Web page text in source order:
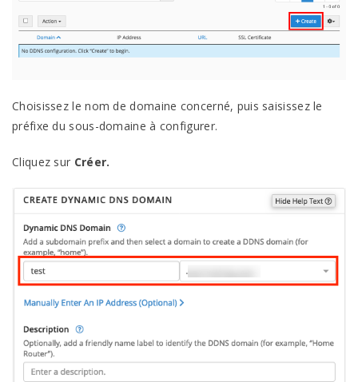
Choisissez le nom de domaine concerné, puis saisissez le
préfixe du sous-domaine à configurer.
Cliquez sur Créer.